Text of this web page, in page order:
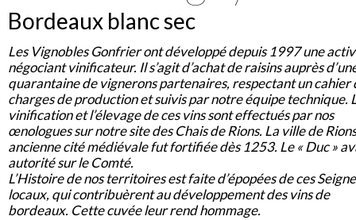
Bordeaux blanc sec
Les Vignobles Gonfrier ont développé depuis 1997 une
négociant vinificateur. Il s’agit d’achat de raisins auprès
quarantaine de vignerons partenaires, respectant un cahier
charges de production et suivis par notre équipe technique.
vinification et l’élevage de ces vins sont effectués par nos
œnologues sur notre site des Chais de Rions. La ville de
ancienne cité médiévale fut fortifiée dès 1253. Le « Duc »
autorité sur le Comté.
L’Histoire de nos territoires est faite d’épopées de ces
locaux, qui contribuèrent au développement des vins de
bordeaux. Cette cuvée leur rend hommage.